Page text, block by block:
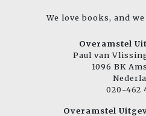
We love books, and
Overamstel
Paul van
1096 BK
020-462
Overamstel